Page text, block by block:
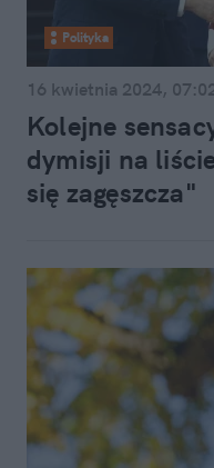
Polityka
16 kwietnia 2024,
Kolejne
dymisji na
się zagęszcza"